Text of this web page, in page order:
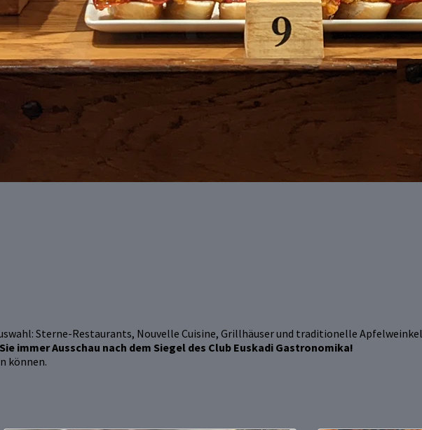
Sterne-Restaurants, Nouvelle Cuisine, Grillhäuser und traditionelle
immer Ausschau nach dem Siegel des Club Euskadi Gastronomika!
können.